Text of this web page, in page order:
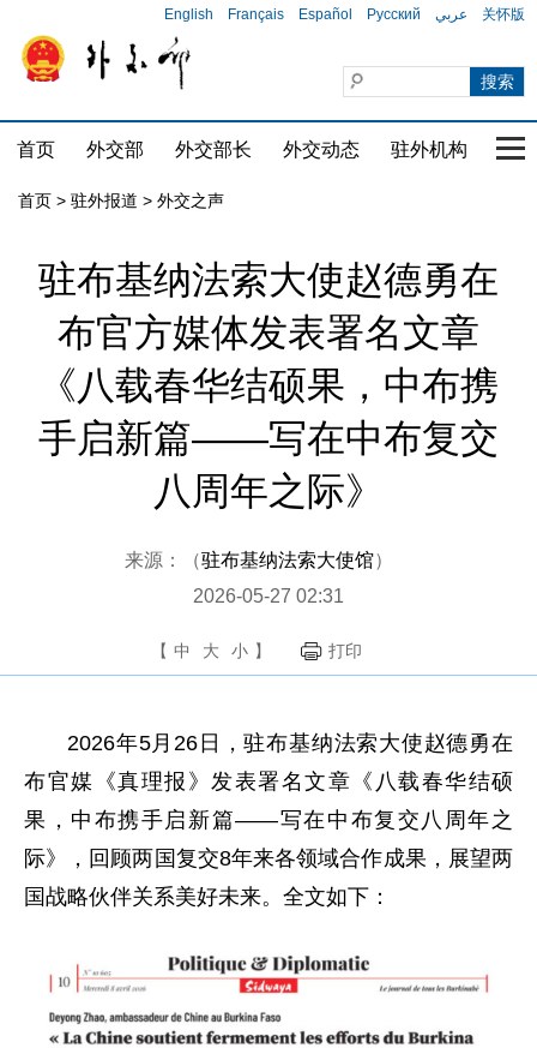
English Français Español Русский عربي 关怀版
首页 外交部 外交部长 外交动态 驻外机构 国
首页 > 驻外报道 > 外交之声
驻布基纳法索大使赵德勇在
布官方媒体发表署名文章
《八载春华结硕果，中布携
手启新篇——写在中布复交
八周年之际》
来源：（驻布基纳法索大使馆）
2026-05-27 02:31
【 中 大 小 】 打印
2026年5月26日，驻布基纳法索大使赵德勇在
布官媒《真理报》发表署名文章《八载春华结硕
果，中布携手启新篇——写在中布复交八周年之
际》，回顾两国复交8年来各领域合作成果，展望两
国战略伙伴关系美好未来。全文如下：